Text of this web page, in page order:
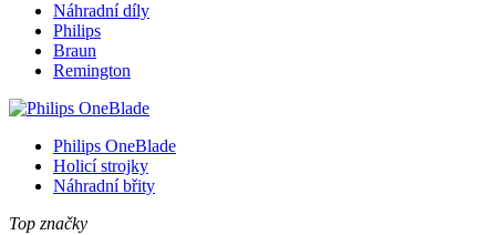
Náhradní díly
Philips
Braun
Remington
Philips OneBlade
Holicí strojky
Náhradní břity
Top značky